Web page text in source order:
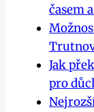
časem
Jak
pro